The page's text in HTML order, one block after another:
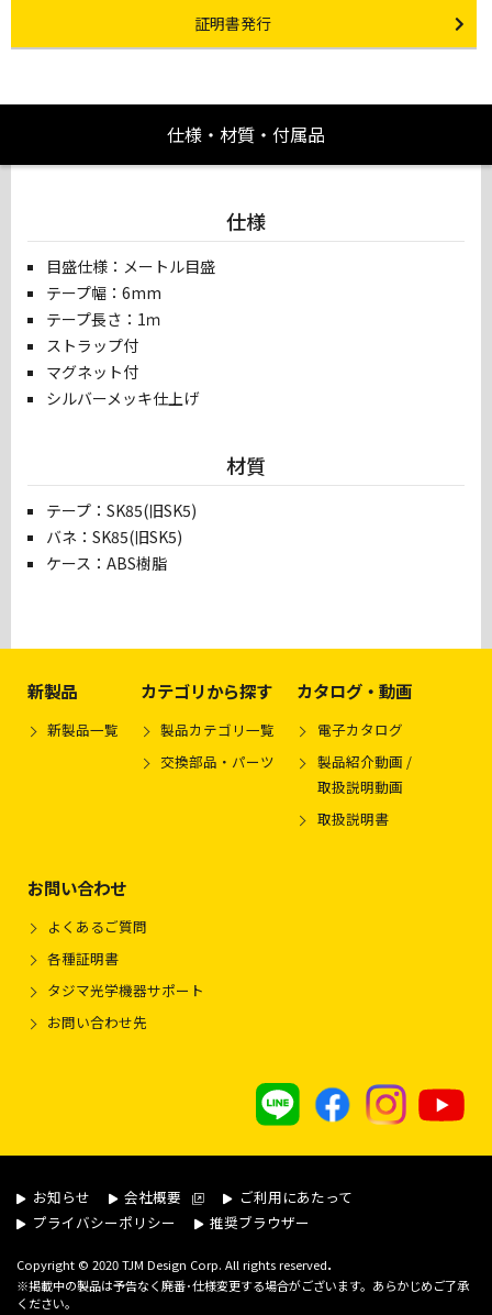
Certificate Issuance
証明書発行
仕様・材質・付属品
仕様
目盛仕様：メートル目盛
テープ幅：6mm
テープ長さ：1ｍ
ストラップ付
マグネット付
シルバーメッキ仕上げ
材質
テープ：SK85(旧SK5)
バネ：SK85(旧SK5)
ケース：ABS樹脂
新製品
新製品一覧
カテゴリから探す
製品カテゴリ一覧
交換部品・パーツ
カタログ・動画
電子カタログ
製品紹介動画 /
取扱説明動画
取扱説明書
お問い合わせ
よくあるご質問
各種証明書
タジマ光学機器サポート
お問い合わせ先
お知らせ 会社概要
ご利用にあたって
プライバシーポリシー
推奨ブラウザー
Copyright © 2020 TJM Design Corp. All rights reserved.
※掲載中の製品は予告なく廃番･仕様変更する場合がございます。あらかじめご了承
ください。